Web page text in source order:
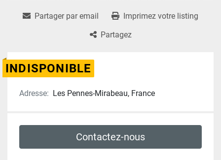
Partager par email
Imprimez votre listing
Partagez
INDISPONIBLE
Adresse: Les Pennes-Mirabeau, France
Contactez-nous